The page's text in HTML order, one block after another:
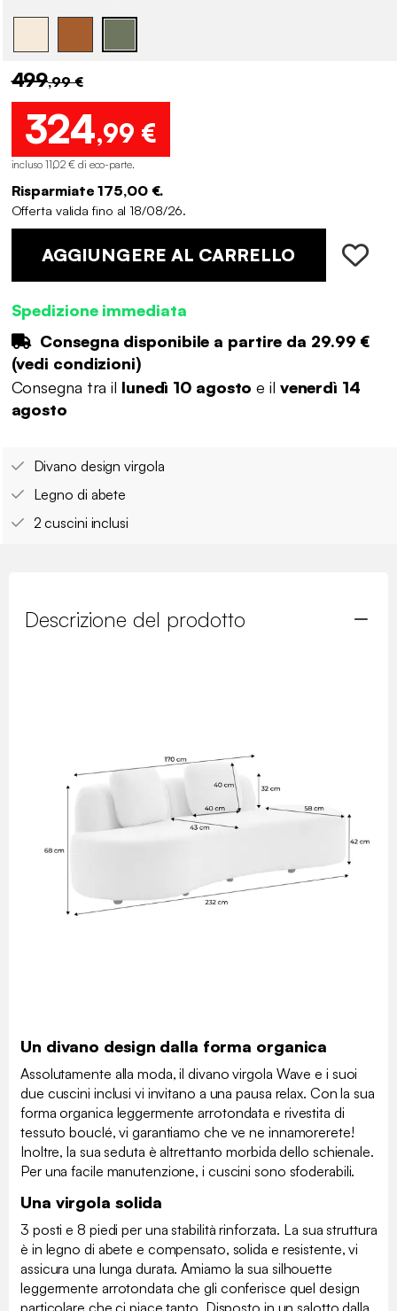
499,99 €
324,99 €
incluso 11,02 € di eco-parte.
Risparmiate 175,00 €.
Offerta valida fino al 18/08/26.
AGGIUNGERE AL CARRELLO
Spedizione immediata
Consegna disponibile a partire da 29.99 €
(vedi condizioni)
Consegna tra il lunedì 10 agosto e il venerdì 14
agosto
Divano design virgola
Legno di abete
2 cuscini inclusi
Descrizione del prodotto
Un divano design dalla forma organica
Assolutamente alla moda, il divano virgola Wave e i suoi
due cuscini inclusi vi invitano a una pausa relax. Con la sua
forma organica leggermente arrotondata e rivestita di
tessuto bouclé, vi garantiamo che ve ne innamorerete!
Inoltre, la sua seduta è altrettanto morbida dello schienale.
Per una facile manutenzione, i cuscini sono sfoderabili.
Una virgola solida
3 posti e 8 piedi per una stabilità rinforzata. La sua struttura
è in legno di abete e compensato, solida e resistente, vi
assicura una lunga durata. Amiamo la sua silhouette
leggermente arrotondata che gli conferisce quel design
particolare che ci piace tanto. Disposto in un salotto dalla